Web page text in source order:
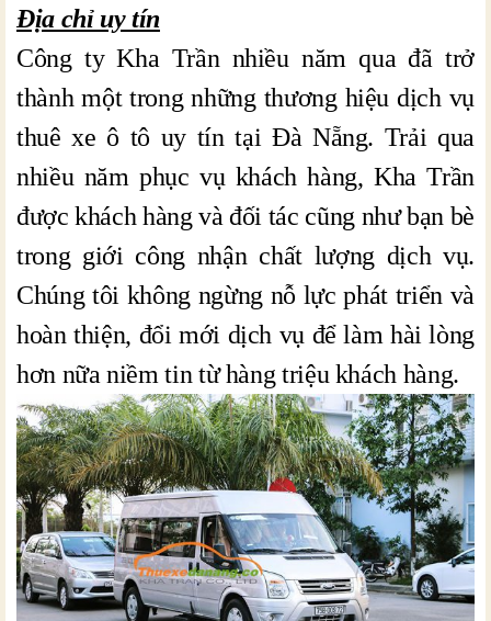
Địa chỉ uy tín
Công ty Kha Trần nhiều năm qua đã trở
thành một trong những thương hiệu dịch vụ
thuê xe ô tô uy tín tại Đà Nẵng. Trải qua
nhiều năm phục vụ khách hàng, Kha Trần
được khách hàng và đối tác cũng như bạn bè
trong giới công nhận chất lượng dịch vụ.
Chúng tôi không ngừng nỗ lực phát triển và
hoàn thiện, đổi mới dịch vụ để làm hài lòng
hơn nữa niềm tin từ hàng triệu khách hàng.